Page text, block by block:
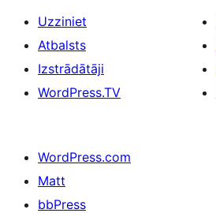
Uzziniet
Atbalsts
Izstrādātāji
WordPress.TV
WordPress.com
Matt
bbPress